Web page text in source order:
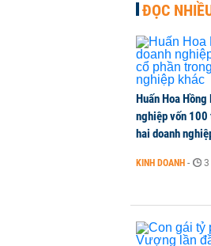
ĐỌC
Huấn Hoa
nghiệp vốn 100
hai doanh
KINH DOANH - 3